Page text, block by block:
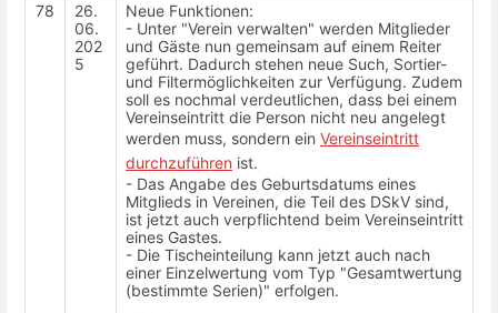
78
26.
06.
202
5
Neue Funktionen:
- Unter "Verein verwalten" werden Mitglieder
und Gäste nun gemeinsam auf einem Reiter
geführt. Dadurch stehen neue Such, Sortier-
und Filtermöglichkeiten zur Verfügung. Zudem
soll es nochmal verdeutlichen, dass bei einem
Vereinseintritt die Person nicht neu angelegt
werden muss, sondern ein Vereinseintritt
durchzuführen ist.
- Das Angabe des Geburtsdatums eines
Mitglieds in Vereinen, die Teil des DSkV sind,
ist jetzt auch verpflichtend beim Vereinseintritt
eines Gastes.
- Die Tischeinteilung kann jetzt auch nach
einer Einzelwertung vom Typ "Gesamtwertung
(bestimmte Serien)" erfolgen.